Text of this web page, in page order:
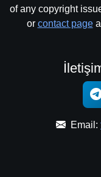
of any copyright
or contact page
Email: